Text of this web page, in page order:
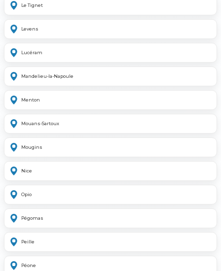
Le Tignet
Levens
Lucéram
Mandelieu-la-Napoule
Menton
Mouans-Sartoux
Mougins
Nice
Opio
Pégomas
Peille
Péone